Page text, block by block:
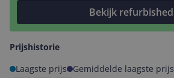
Bekijk refurbished
Prijshistorie
Laagste prijs
Gemiddelde laagste prijs